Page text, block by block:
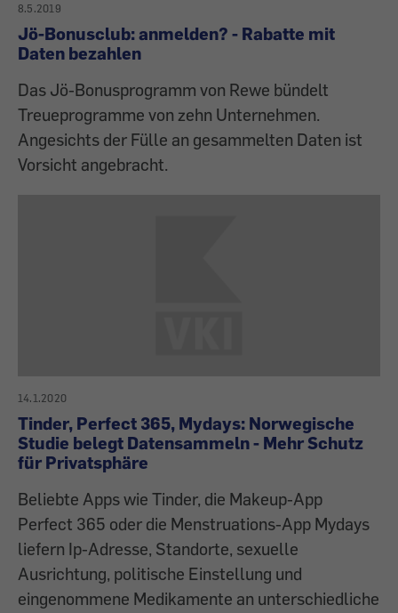
8.5.2019
Jö-Bonusclub: anmelden? - Rabatte mit
Daten bezahlen
Das Jö-Bonusprogramm von Rewe bündelt
Treueprogramme von zehn Unternehmen.
Angesichts der Fülle an gesammelten Daten ist
Vorsicht angebracht.
14.1.2020
Tinder, Perfect 365, Mydays: Norwegische
Studie belegt Datensammeln - Mehr Schutz
für Privatsphäre
Beliebte Apps wie Tinder, die Makeup-App
Perfect 365 oder die Menstruations-App Mydays
liefern Ip-Adresse, Standorte, sexuelle
Ausrichtung, politische Einstellung und
eingenommene Medikamente an unterschiedliche